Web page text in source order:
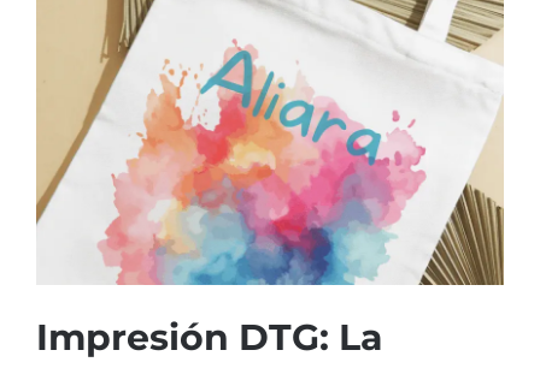
Navidad 🎄 Invierno
Tecnología
Más Regalos
Impresión DTG: La